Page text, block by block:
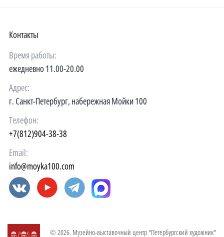
Контакты
Время работы:
ежедневно 11.00-20.00
Адрес:
г. Санкт-Петербург, набережная Мойки 100
Телефон:
+7(812)904-38-38
Email:
info@moyka100.com
© 2026. Музейно-выставочный центр "Петербургский художник"